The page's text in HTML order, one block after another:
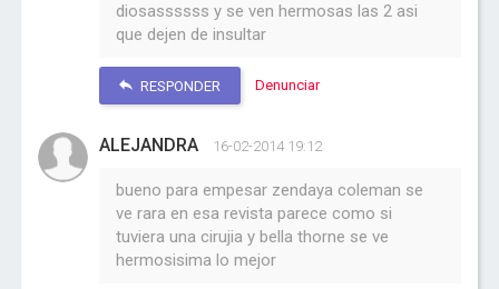
diosassssss y se ven hermosas las 2 asi
que dejen de insultar
RESPONDER Denunciar
ALEJANDRA 16-02-2014 19:12
bueno para empesar zendaya coleman se
ve rara en esa revista parece como si
tuviera una cirujia y bella thorne se ve
hermosisima lo mejor